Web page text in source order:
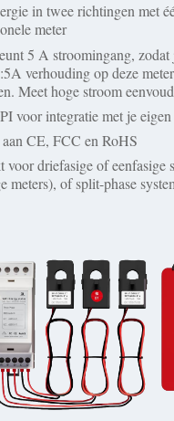
in twee richtingen met
meter
5 A stroomingang,
verhouding op deze
Meet hoge stroom
voor integratie met je eigen
CE, FCC en RoHS
voor driefasige of eenfasige
meters), of split-phase